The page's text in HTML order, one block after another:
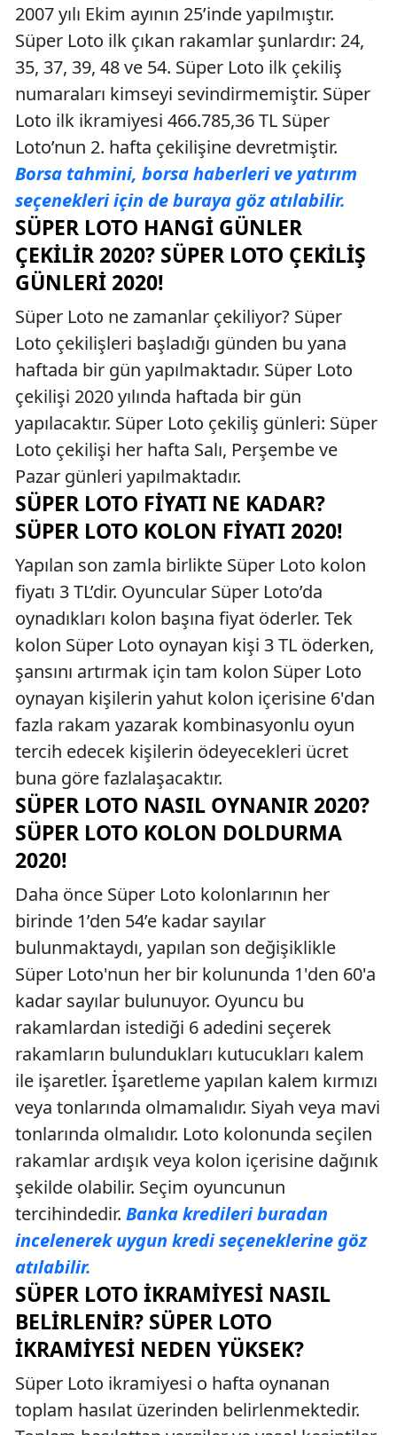
2007 yılı Ekim ayının 25’inde yapılmıştır.
Süper Loto ilk çıkan rakamlar şunlardır: 24,
35, 37, 39, 48 ve 54. Süper Loto ilk çekiliş
numaraları kimseyi sevindirmemiştir. Süper
Loto ilk ikramiyesi 466.785,36 TL Süper
Loto’nun 2. hafta çekilişine devretmiştir.
Borsa tahmini, borsa haberleri ve yatırım
seçenekleri için de buraya göz atılabilir.
SÜPER LOTO HANGI GÜNLER
ÇEKILIR 2020? SÜPER LOTO ÇEKILIŞ
GÜNLERI 2020!
Süper Loto ne zamanlar çekiliyor? Süper
Loto çekilişleri başladığı günden bu yana
haftada bir gün yapılmaktadır. Süper Loto
çekilişi 2020 yılında haftada bir gün
yapılacaktır. Süper Loto çekiliş günleri: Süper
Loto çekilişi her hafta Salı, Perşembe ve
Pazar günleri yapılmaktadır.
SÜPER LOTO FIYATI NE KADAR?
SÜPER LOTO KOLON FIYATI 2020!
Yapılan son zamla birlikte Süper Loto kolon
fiyatı 3 TL’dir. Oyuncular Süper Loto’da
oynadıkları kolon başına fiyat öderler. Tek
kolon Süper Loto oynayan kişi 3 TL öderken,
şansını artırmak için tam kolon Süper Loto
oynayan kişilerin yahut kolon içerisine 6'dan
fazla rakam yazarak kombinasyonlu oyun
tercih edecek kişilerin ödeyecekleri ücret
buna göre fazlalaşacaktır.
SÜPER LOTO NASIL OYNANIR 2020?
SÜPER LOTO KOLON DOLDURMA
2020!
Daha önce Süper Loto kolonlarının her
birinde 1’den 54’e kadar sayılar
bulunmaktaydı, yapılan son değişiklikle
Süper Loto'nun her bir kolununda 1'den 60'a
kadar sayılar bulunuyor. Oyuncu bu
rakamlardan istediği 6 adedini seçerek
rakamların bulundukları kutucukları kalem
ile işaretler. İşaretleme yapılan kalem kırmızı
veya tonlarında olmamalıdır. Siyah veya mavi
tonlarında olmalıdır. Loto kolonunda seçilen
rakamlar ardışık veya kolon içerisine dağınık
şekilde olabilir. Seçim oyuncunun
tercihindedir. Banka kredileri buradan
incelenerek uygun kredi seçeneklerine göz
atılabilir.
SÜPER LOTO İKRAMIYESI NASIL
BELIRLENIR? SÜPER LOTO
İKRAMIYESI NEDEN YÜKSEK?
Süper Loto ikramiyesi o hafta oynanan
toplam hasılat üzerinden belirlenmektedir.